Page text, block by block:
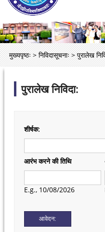
मुख्यपृष्ठः > निविदासूचनाः > पुरालेख
पुरालेख निविदा:
शीर्षक:
आरंभ करने की तिथि
E.g., 10/08/2026